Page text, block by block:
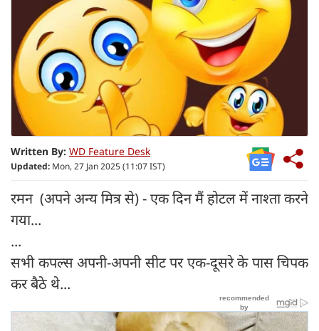
Written By: WD Feature Desk
Updated: Mon, 27 Jan 2025 (11:07 IST)
रमन (अपने अन्य मित्र से) - एक दिन मैं होटल में नाश्ता करने
गया...
...
सभी कपल्स अपनी-अपनी सीट पर एक-दूसरे के पास चिपक
कर बैठे थे...